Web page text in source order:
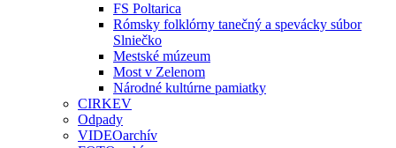
FS Poltarica
Rómsky folklórny tanečný a spevácky súbor
Slniečko
Mestské múzeum
Most v Zelenom
Národné kultúrne pamiatky
CIRKEV
Odpady
VIDEOarchív